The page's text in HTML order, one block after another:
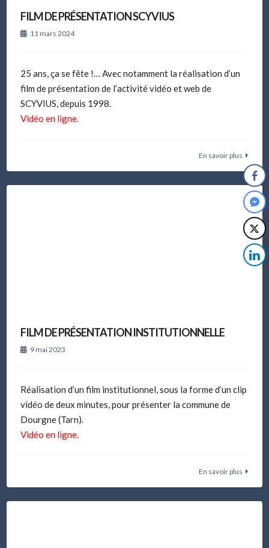
FILM DE PRÉSENTATION SCYVIUS
11 mars 2024
25 ans, ça se fête !… Avec notamment la réalisation d’un
film de présentation de l’activité vidéo et web de
SCYVIUS, depuis 1998.
Vidéo en ligne.
En savoir plus
FILM DE PRÉSENTATION INSTITUTIONNELLE
9 mai 2023
Réalisation d’un film institutionnel, sous la forme d’un clip
vidéo de deux minutes, pour présenter la commune de
Dourgne (Tarn).
Vidéo en ligne.
En savoir plus